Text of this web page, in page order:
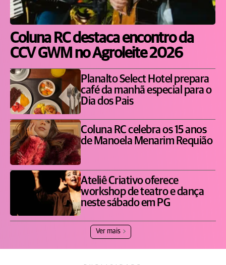
Coluna RC destaca encontro da
CCV GWM no Agroleite 2026
Planalto Select Hotel prepara
café da manhã especial para o
Dia dos Pais
Coluna RC celebra os 15 anos
de Manoela Menarim Requião
Ateliê Criativo oferece
workshop de teatro e dança
neste sábado em PG
Ver mais